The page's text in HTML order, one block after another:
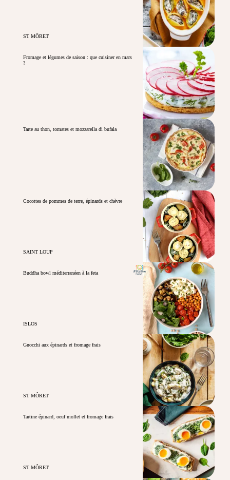
ST MÔRET
Fromage et légumes de saison : que cuisiner en mars
?
Tarte au thon, tomates et mozzarella di bufala
Cocottes de pommes de terre, épinards et chèvre
SAINT LOUP
Buddha bowl méditerranéen à la feta
ISLOS
Gnocchi aux épinards et fromage frais
ST MÔRET
Tartine épinard, oeuf mollet et fromage frais
ST MÔRET